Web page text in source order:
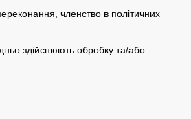
членство в політичних
здійснюють обробку та/або